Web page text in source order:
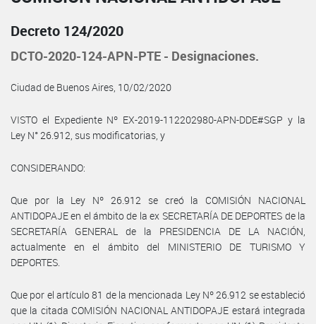
Decreto 124/2020
DCTO-2020-124-APN-PTE - Designaciones.
Ciudad de Buenos Aires, 10/02/2020
VISTO el Expediente Nº EX-2019-112202980-APN-DDE#SGP y la
Ley N° 26.912, sus modificatorias, y
CONSIDERANDO:
Que por la Ley Nº 26.912 se creó la COMISIÓN NACIONAL
ANTIDOPAJE en el ámbito de la ex SECRETARÍA DE DEPORTES de la
SECRETARÍA GENERAL de la PRESIDENCIA DE LA NACIÓN,
actualmente en el ámbito del MINISTERIO DE TURISMO Y
DEPORTES.
Que por el artículo 81 de la mencionada Ley Nº 26.912 se estableció
que la citada COMISIÓN NACIONAL ANTIDOPAJE estará integrada